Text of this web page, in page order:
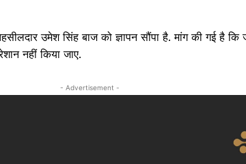
मनोरंजन
उमेश सिंह बाज को ज्ञापन सौंपा है. मांग की गई है कि
नहीं किया जाए.
- Advertisement -